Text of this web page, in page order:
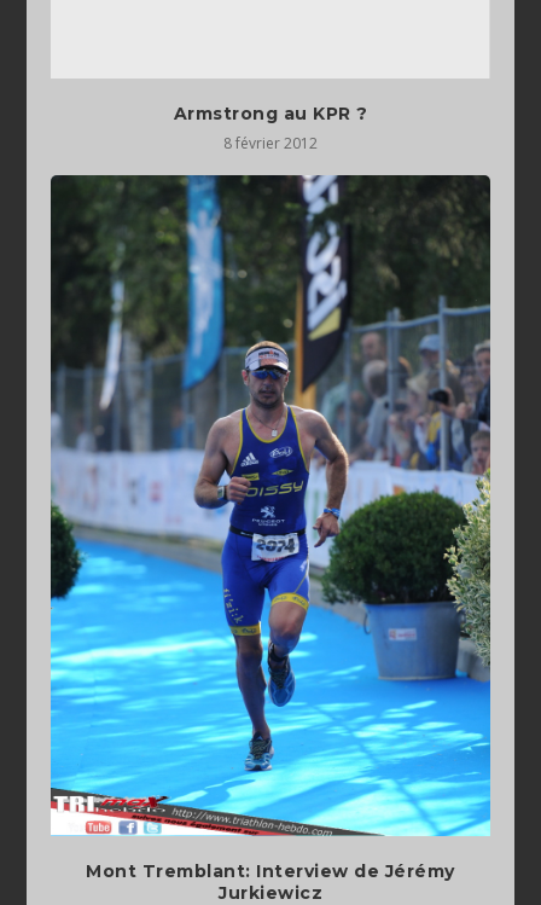
Armstrong au KPR ?
8 février 2012
Mont Tremblant: Interview de Jérémy
Jurkiewicz